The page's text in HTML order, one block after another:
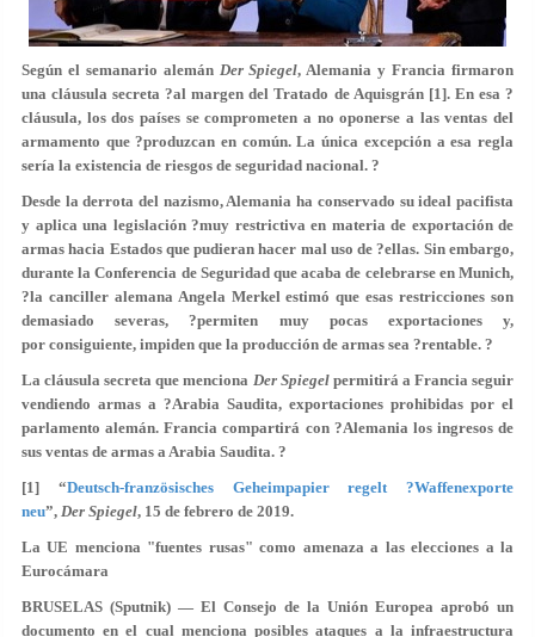
Según el semanario alemán Der Spiegel, Alemania y Francia firmaron
una cláusula secreta ?al margen del Tratado de Aquisgrán [1]. En esa ?
cláusula, los dos países se comprometen a no oponerse a las ventas del
armamento que ?produzcan en común. La única excepción a esa regla
sería la existencia de riesgos de seguridad nacional. ?
Desde la derrota del nazismo, Alemania ha conservado su ideal pacifista
y aplica una legislación ?muy restrictiva en materia de exportación de
armas hacia Estados que pudieran hacer mal uso de ?ellas. Sin embargo,
durante la Conferencia de Seguridad que acaba de celebrarse en Munich,
?la canciller alemana Angela Merkel estimó que esas restricciones son
demasiado severas, ?permiten muy pocas exportaciones y,
por consiguiente, impiden que la producción de armas sea ?rentable. ?
La cláusula secreta que menciona Der Spiegelpermitirá a Francia seguir
vendiendo armas a ?Arabia Saudita, exportaciones prohibidas por el
parlamento alemán. Francia compartirá con ?Alemania los ingresos de
sus ventas de armas a Arabia Saudita. ?
[1] “Deutsch-französisches Geheimpapier regelt ?Waffenexporte
neu”, Der Spiegel, 15 de febrero de 2019.
La UE menciona "fuentes rusas" como amenaza a las elecciones a la
Eurocámara
BRUSELAS (Sputnik) — El Consejo de la Unión Europea aprobó un
documento en el cual menciona posibles ataques a la infraestructura